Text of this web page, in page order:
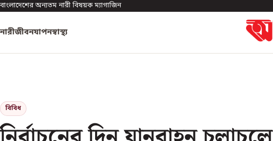
বাংলাদেশের অন্যতম নারী বিষয়ক ম্যাগাজিন
নারীজীবনযাপনস্বাস্থ্য
বিবিধ